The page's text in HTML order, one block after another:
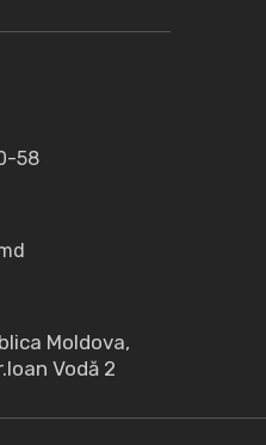
58
Moldova,
Vodă 2